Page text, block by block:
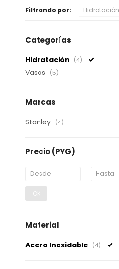
Filtrando por: Hidratación
Categorías
Hidratación (4)
Vasos (5)
Marcas
Stanley (4)
Precio(PYG)
OK
Material
Acero Inoxidable (4)